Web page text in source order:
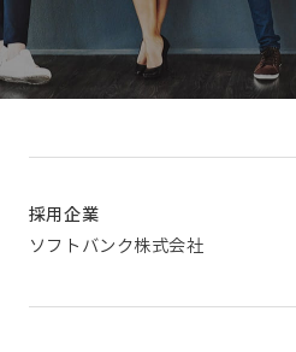
採用企業
ソフトバンク株式会社